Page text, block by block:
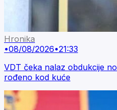
Hronika
•08/08/2026•21:33
VDT čeka nalaz obdukcije
rođeno kod kuće